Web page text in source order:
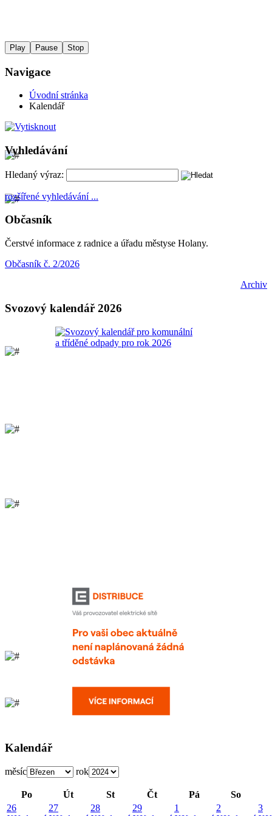
Play Pause Stop
Navigace
Úvodní stránka
Kalendář
Vyhledávání
Hledaný výraz:
rozšířené vyhledávání ...
Občasník
Čerstvé informace z radnice a úřadu městyse Holany.
Občasník č. 2/2026
Archiv
Svozový kalendář 2026
Kalendář
měsíc rok
Po Út St Čt Pá
So
26
27
28
29
1
2
3